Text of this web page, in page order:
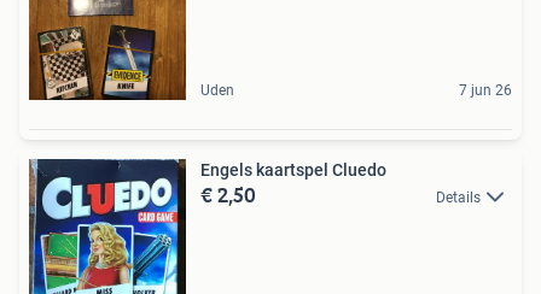
Uden 7 jun 26
Engels kaartspel Cluedo
€ 2,50 Details